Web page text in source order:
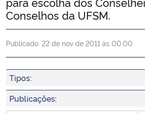
Ministério da Cidadania
Ministério da Saúde
Ministério de Minas e Energia
Ministério da Ciência, Tecnologia, Inovações e
Conselhos da UFSM.
Publicado: 22 de nov de 2011 às 00:00
Tipos:
Publicações: